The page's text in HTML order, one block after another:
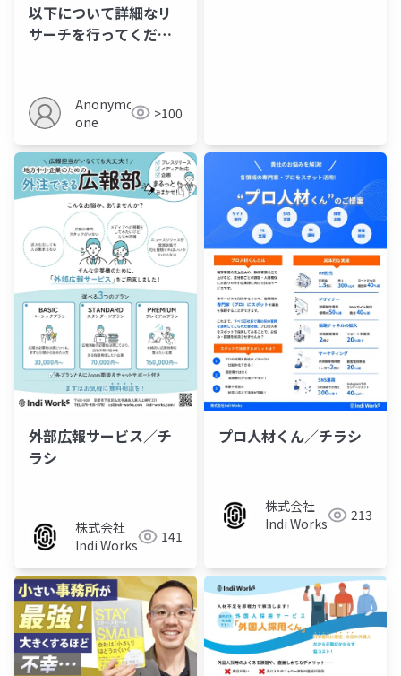
以下について詳細なリ
サーチを行ってくださ
要や事業領域、強...
Anonymous
one
>100
外部広報サービス／チ
ラシ
株式会社
Indi Works
141
プロ人材くん／チラシ
株式会社
Indi Works
213